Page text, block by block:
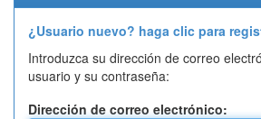
¿Usuario nuevo? haga clic para
Introduzca su dirección de correo
usuario y su contraseña:
Dirección de correo electrónico: